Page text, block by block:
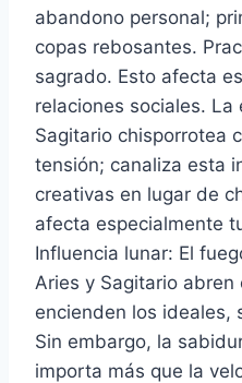
abandono personal;
copas rebosantes.
sagrado. Esto afecta
relaciones sociales. La
Sagitario chisporrotea
tensión; canaliza esta
creativas en lugar de
afecta especialmente
Influencia lunar: El
Aries y Sagitario abren
encienden los ideales,
Sin embargo, la
importa más que la